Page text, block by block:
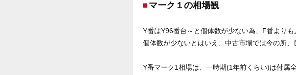
マーク１の相場観
Y番はY96番台～と個体数が少ない為、F番よりも
個体数が少ないとはいえ、中古市場では今の所、
Y番マーク1相場は、一時期(1年前くらい)は付属